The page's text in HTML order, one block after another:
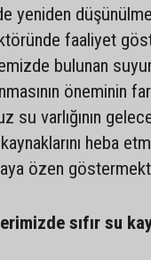
yeniden
faaliyet
bulunan
öneminin
su varlığının
heba
özen
sıfır su